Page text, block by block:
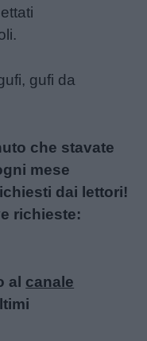
gufi da
che stavate
mese
dai lettori!
richieste:
al canale